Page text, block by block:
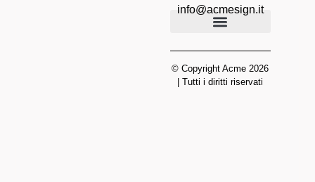
info@acmesign.it
© Copyright Acme 2026
| Tutti i diritti riservati